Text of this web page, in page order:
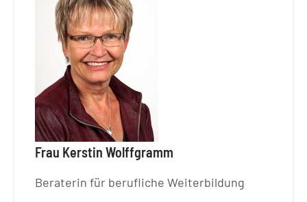
Frau Kerstin Wolffgramm
Beraterin für berufliche Weiterbildung